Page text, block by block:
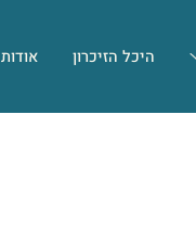
היכל הזיכרון אודות